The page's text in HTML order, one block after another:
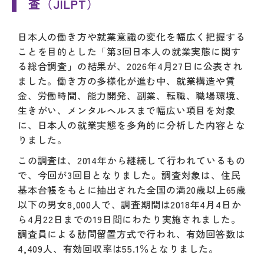
査（JILPT）
日本人の働き方や就業意識の変化を幅広く把握する
ことを目的とした「第3回日本人の就業実態に関す
る総合調査」の結果が、2026年4月27日に公表され
ました。働き方の多様化が進む中、就業構造や賃
金、労働時間、能力開発、副業、転職、職場環境、
生きがい、メンタルヘルスまで幅広い項目を対象
に、日本人の就業実態を多角的に分析した内容とな
りました。
この調査は、2014年から継続して行われているもの
で、今回が3回目となりました。調査対象は、住民
基本台帳をもとに抽出された全国の満20歳以上65歳
以下の男女8,000人で、調査期間は2018年4月4日か
ら4月22日までの19日間にわたり実施されました。
調査員による訪問留置方式で行われ、有効回答数は
4,409人、有効回収率は55.1％となりました。